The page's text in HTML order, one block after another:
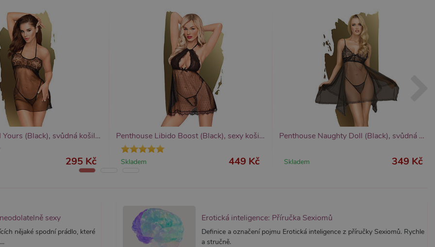
Penthouse All Yours (Black), svůdná košilka
295 Kč
Penthouse Libido Boost (Black), sexy košilka s výstřihem
Skladem 449 Kč
Penthouse Naughty Doll (Black), svůdná košilka
Skladem 349 Kč
sexy
nějaké spodní prádlo, které
Erotická inteligence: Příručka Sexiomů
Definice a označení pojmu Erotická inteligence z příručky Sexiomů. Rychle
a stručně.
Popis
rok
Tento název souboru cookie je spojen s Google Universal Analytics - což je významná aktualizace běžněji
používané analytické služby Google. Tento soubor cookie se používá k rozlišení jedinečných uživatelů
přiřazením náhodně vygenerovaného čísla jako identifikátoru klienta. Je součástí každého požadavku na
stránku na webu a slouží k výpočtu údajů o návštěvnících, relacích a kampaních pro analytické přehledy
webů.
Vyprší Popis
1 rok
Widget živého chatu nastavuje soubory cookie pro uložení ID živého chatu Zopim používaného k
identifikaci zařízení napříč návštěvami.